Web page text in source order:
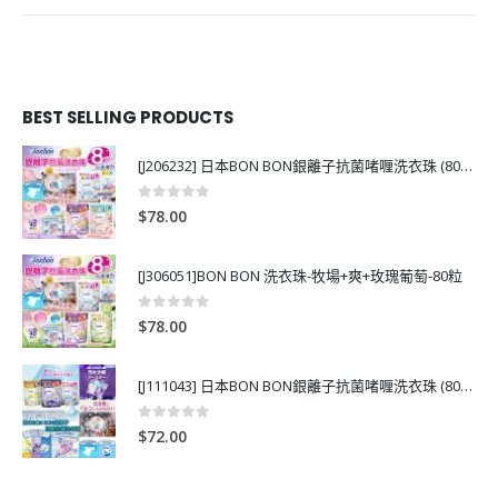
BEST SELLING PRODUCTS
[J206232] 日本BON BON銀離子抗菌啫喱洗衣珠 (80粒)
0out of 5
$78.00
[J306051]BON BON 洗衣珠-牧場+爽+玫瑰葡萄-80粒
0out of 5
$78.00
[J111043] 日本BON BON銀離子抗菌啫喱洗衣珠 (80粒)
0out of 5
$72.00